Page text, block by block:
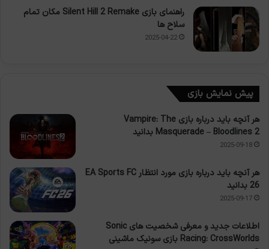
راهنمای بازی Silent Hill 2 Remake مکان تمام
سلاح ها
2025-04-22
پیش نمایش بازی
هر آنچه باید درباره بازی Vampire: The
Masquerade – Bloodlines 2 بدانید
2025-09-18
هر آنچه باید درباره بازی مورد انتظار EA Sports FC
26 بدانید
2025-09-17
اطلاعات جدید و معرفی شخصیت های Sonic
Racing: CrossWorlds بازی سونیک ماشینی